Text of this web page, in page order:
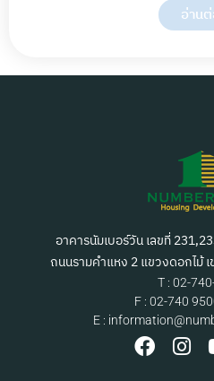
อ่าน
อาคารนัมเบอร์วัน เลขที่
ถนนรามคำแหง 2 แขวงดอกไม้
T : 02-
F : 02-740
E :